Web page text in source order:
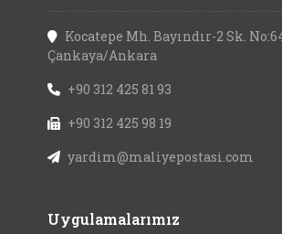
Kocatepe Mh. Bayındır-2 Sk.
Çankaya/Ankara
+90 312 425 81 93
+90 312 425 98 19
yardim@maliyepostasi.com
Uygulamalarımız